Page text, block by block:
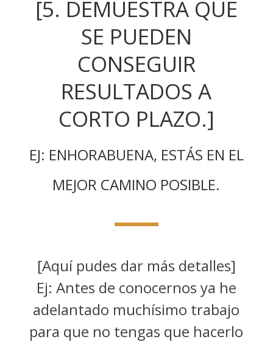
[5. DEMUESTRA QUE
SE PUEDEN
CONSEGUIR
RESULTADOS A
CORTO PLAZO.]
EJ: ENHORABUENA, ESTÁS EN EL
MEJOR CAMINO POSIBLE.
[Aquí pudes dar más detalles]
Ej: Antes de conocernos ya he
adelantado muchísimo trabajo
para que no tengas que hacerlo